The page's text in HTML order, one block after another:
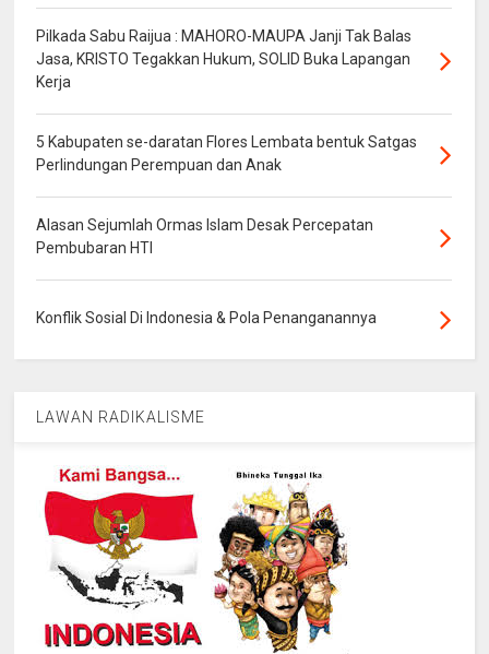
Pilkada Sabu Raijua : MAHORO-MAUPA Janji Tak Balas
Jasa, KRISTO Tegakkan Hukum, SOLID Buka Lapangan
Kerja
5 Kabupaten se-daratan Flores Lembata bentuk Satgas
Perlindungan Perempuan dan Anak
Alasan Sejumlah Ormas Islam Desak Percepatan
Pembubaran HTI
Konflik Sosial Di Indonesia & Pola Penanganannya
LAWAN RADIKALISME